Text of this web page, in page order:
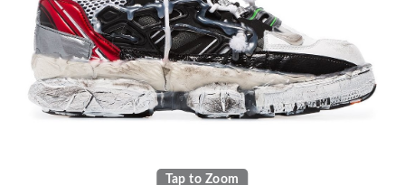
Tap to Zoom